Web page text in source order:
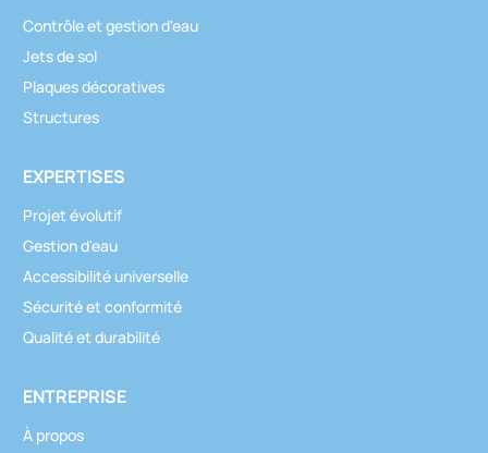
Contrôle et gestion d'eau
Jets de sol
Plaques décoratives
Structures
EXPERTISES
Projet évolutif
Gestion d'eau
Accessibilité universelle
Sécurité et conformité
Qualité et durabilité
ENTREPRISE
À propos